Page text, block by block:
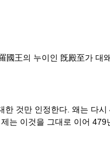
王의 누이인 旣殿至가 대
한 것만 인정한다. 왜는 다
는 이것을 그대로 이어 479